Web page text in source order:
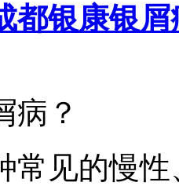
都银康银
病？
常见的慢